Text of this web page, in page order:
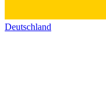
Deutschland